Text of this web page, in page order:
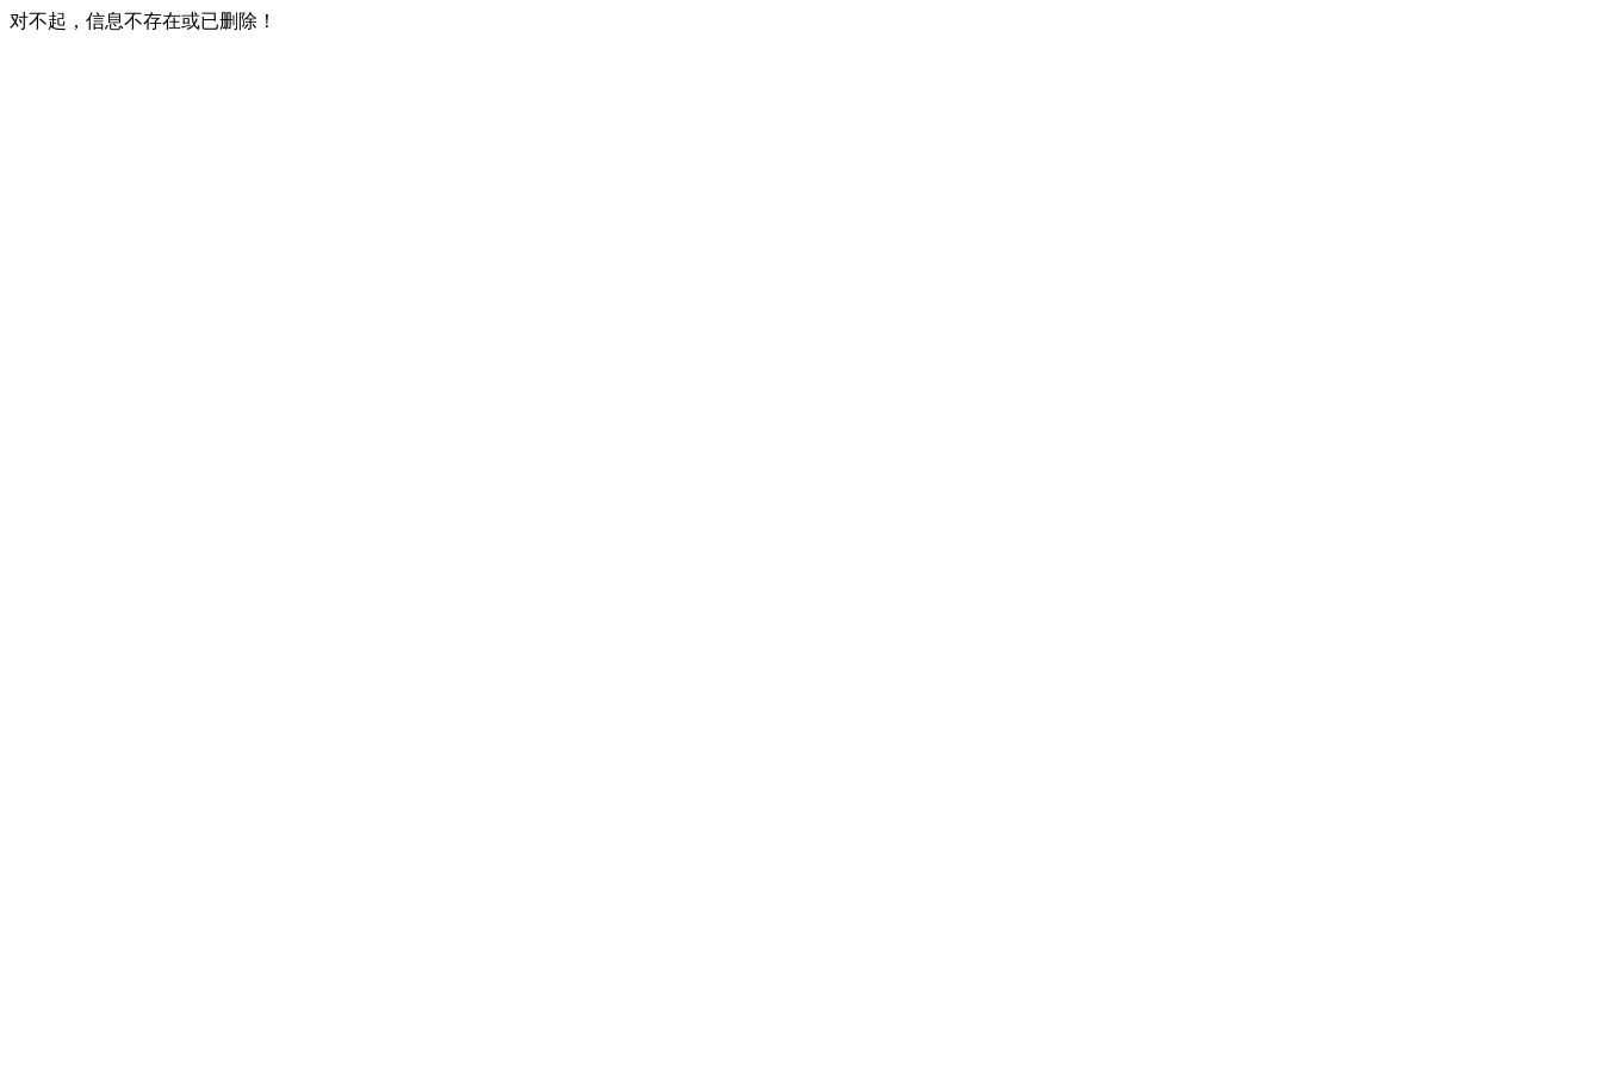
对不起，信息不存在或已删除！